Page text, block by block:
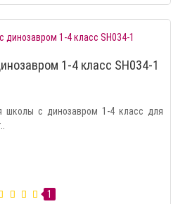
1-4 класс SH034-1
школы с динозавром 1-4 класс для
1